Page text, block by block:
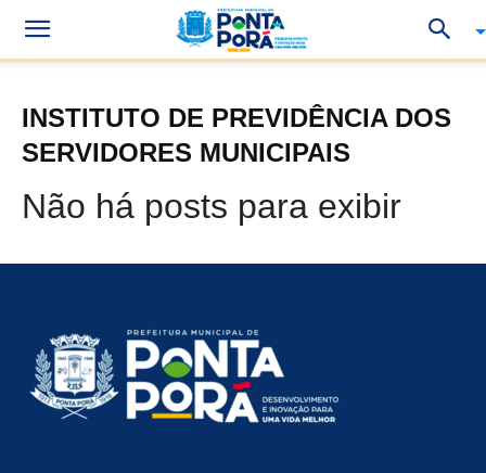
INSTITUTO DE PREVIDÊNCIA DOS
SERVIDORES MUNICIPAIS
Não há posts para exibir